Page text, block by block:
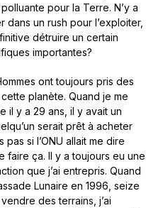
pour la Terre. N’y a
un rush pour l’exploiter,
détruire un certain
importantes?
ont toujours pris des
planète. Quand je me
il y a 29 ans, il y avait un
serait prêt à acheter
si l’ONU allait me dire
faire ça. Il y a toujours eu une
que j’ai entrepris. Quand
Lunaire en 1996, seize
des terrains, j’ai